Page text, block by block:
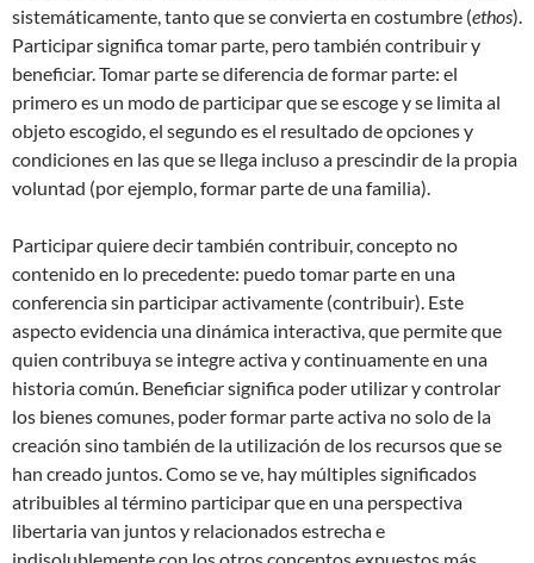
sistemáticamente, tanto que se convierta en costumbre (ethos).
Participar significa tomar parte, pero también contribuir y
beneficiar. Tomar parte se diferencia de formar parte: el
primero es un modo de participar que se escoge y se limita al
objeto escogido, el segundo es el resultado de opciones y
condiciones en las que se llega incluso a prescindir de la propia
voluntad (por ejemplo, formar parte de una familia).
Participar quiere decir también contribuir, concepto no
contenido en lo precedente: puedo tomar parte en una
conferencia sin participar activamente (contribuir). Este
aspecto evidencia una dinámica interactiva, que permite que
quien contribuya se integre activa y continuamente en una
historia común. Beneficiar significa poder utilizar y controlar
los bienes comunes, poder formar parte activa no solo de la
creación sino también de la utilización de los recursos que se
han creado juntos. Como se ve, hay múltiples significados
atribuibles al término participar que en una perspectiva
libertaria van juntos y relacionados estrecha e